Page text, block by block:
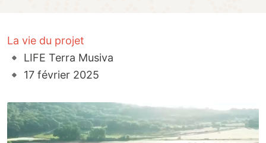
La vie du projet
LIFE Terra Musiva
17 février 2025